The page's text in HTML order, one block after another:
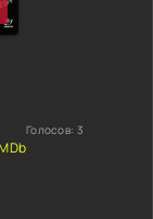
Голосов: 3